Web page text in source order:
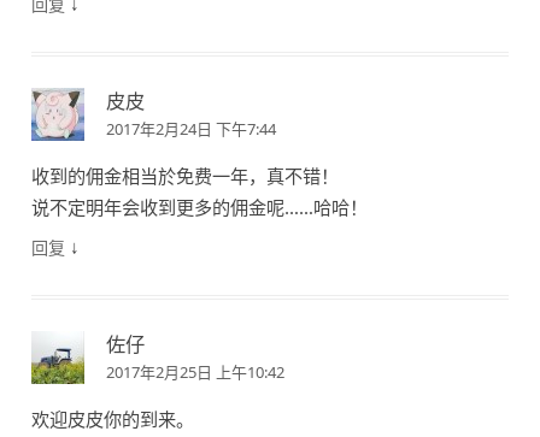
皮皮
2017年2月24日 下午7:44
收到的佣金相当於免费一年，真不错！
说不定明年会收到更多的佣金呢……哈哈！
回复 ↓
佐仔
2017年2月25日 上午10:42
欢迎皮皮你的到来。